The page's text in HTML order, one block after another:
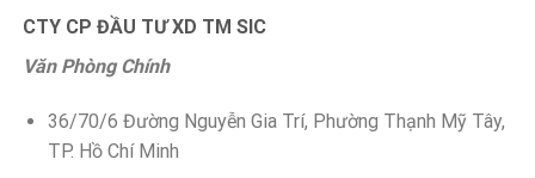
CTY CP ĐẦU TƯ XD TM SIC
Văn Phòng Chính
36/70/6 Đường Nguyễn Gia Trí, Phường Thạnh Mỹ Tây,
TP. Hồ Chí Minh